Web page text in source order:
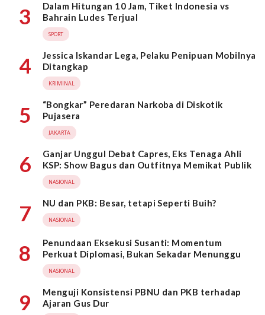
3
Dalam Hitungan 10 Jam, Tiket Indonesia vs
Bahrain Ludes Terjual
SPORT
4
Jessica Iskandar Lega, Pelaku Penipuan Mobilnya
Ditangkap
KRIMINAL
5
“Bongkar” Peredaran Narkoba di Diskotik
Pujasera
JAKARTA
6
Ganjar Unggul Debat Capres, Eks Tenaga Ahli
KSP: Show Bagus dan Outfitnya Memikat Publik
NASIONAL
7 NU dan PKB: Besar, tetapi Seperti Buih?
NASIONAL
8
Penundaan Eksekusi Susanti: Momentum
Perkuat Diplomasi, Bukan Sekadar Menunggu
NASIONAL
9
Menguji Konsistensi PBNU dan PKB terhadap
Ajaran Gus Dur